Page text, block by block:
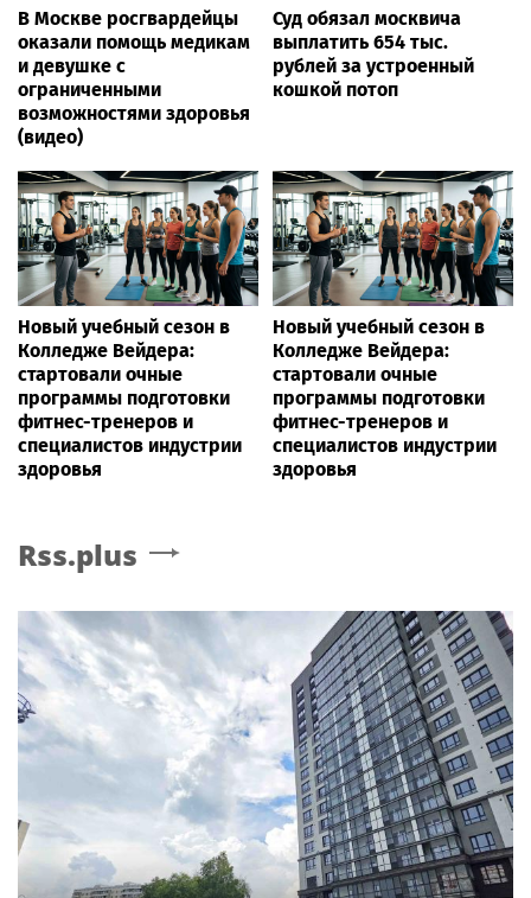
В Москве росгвардейцы
оказали помощь медикам
и девушке с
ограниченными
возможностями здоровья
(видео)
Суд обязал москвича
выплатить 654 тыс.
рублей за устроенный
кошкой потоп
Новый учебный сезон в
Колледже Вейдера:
стартовали очные
программы подготовки
фитнес-тренеров и
специалистов индустрии
здоровья
Новый учебный сезон в
Колледже Вейдера:
стартовали очные
программы подготовки
фитнес-тренеров и
специалистов индустрии
здоровья
Rss.plus